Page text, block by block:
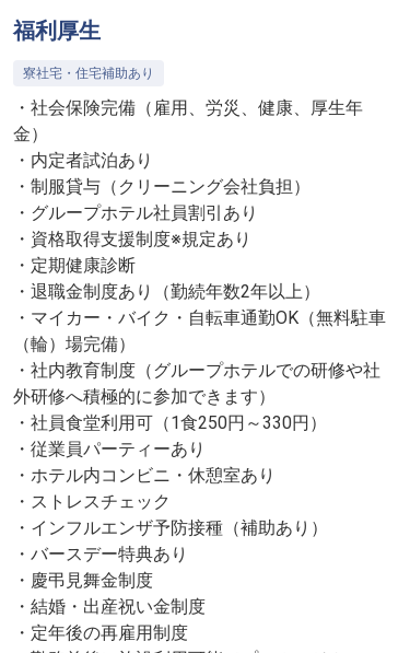
福利厚生
寮社宅・住宅補助あり
・社会保険完備（雇用、労災、健康、厚生年
金）
・内定者試泊あり
・制服貸与（クリーニング会社負担）
・グループホテル社員割引あり
・資格取得支援制度※規定あり
・定期健康診断
・退職金制度あり（勤続年数2年以上）
・マイカー・バイク・自転車通勤OK（無料駐車
（輪）場完備）
・社内教育制度（グループホテルでの研修や社
外研修へ積極的に参加できます）
・社員食堂利用可（1食250円～330円）
・従業員パーティーあり
・ホテル内コンビニ・休憩室あり
・ストレスチェック
・インフルエンザ予防接種（補助あり）
・バースデー特典あり
・慶弔見舞金制度
・結婚・出産祝い金制度
・定年後の再雇用制度